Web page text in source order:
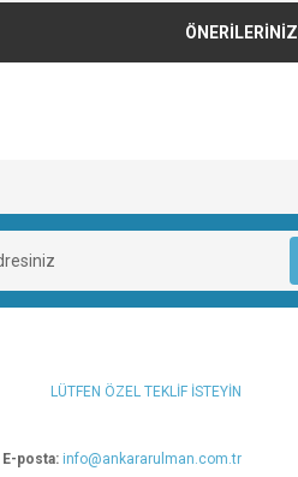
ÖNERİLERİNİZ
LÜTFEN ÖZEL TEKLİF İSTEYİN
E-posta: info@ankararulman.com.tr